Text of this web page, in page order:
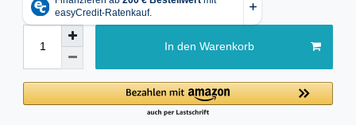
In den Warenkorb